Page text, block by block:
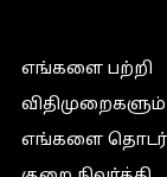
எங்களை பற்றி
எங்களை